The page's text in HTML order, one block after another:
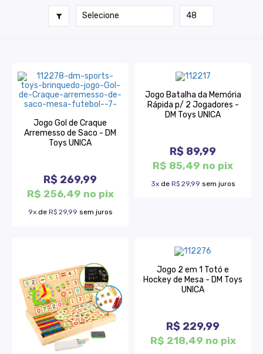
Jogo Gol de Craque
Arremesso de Saco - DM
Toys UNICA
R$ 269,99
R$ 256,49 no pix
9xde R$ 29,99 sem juros
Jogo Batalha da Memória
Rápida p/ 2 Jogadores -
DM Toys UNICA
R$ 89,99
R$ 85,49 no pix
3xde R$ 29,99 sem juros
Jogo 2 em 1 Totó e
Hockey de Mesa - DM Toys
UNICA
R$ 229,99
R$ 218,49 no pix